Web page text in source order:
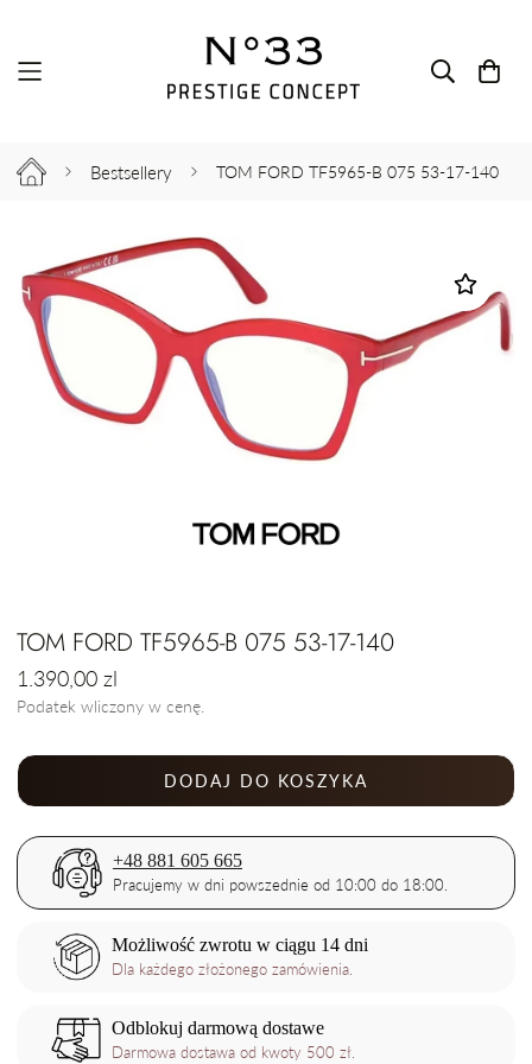
Bestsellery TOM FORD TF5965-B 075 53-17-140
TOM FORD TF5965-B 075 53-17-140
Cena
regularna
1.390,00 zl
Podatek wliczony w cenę.
DODAJ DO KOSZYKA
+48 881 605 665
Pracujemy w dni powszednie od 10:00 do 18:00.
Możliwość zwrotu w ciągu 14 dni
Dla każdego złożonego zamówienia.
Odblokuj darmową dostawe
Darmowa dostawa od kwoty 500 zł.